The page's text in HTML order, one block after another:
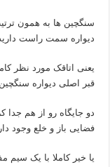
سنگچین ها به همون
دیواره سمت راست
یعنی اتاقک مورد نظر
قبر اصلی دیواره سنگچین
دو جایگاه رو از هم جدا
فضایی باز و خلع وجود
یا خیر کاملا با یک سیم